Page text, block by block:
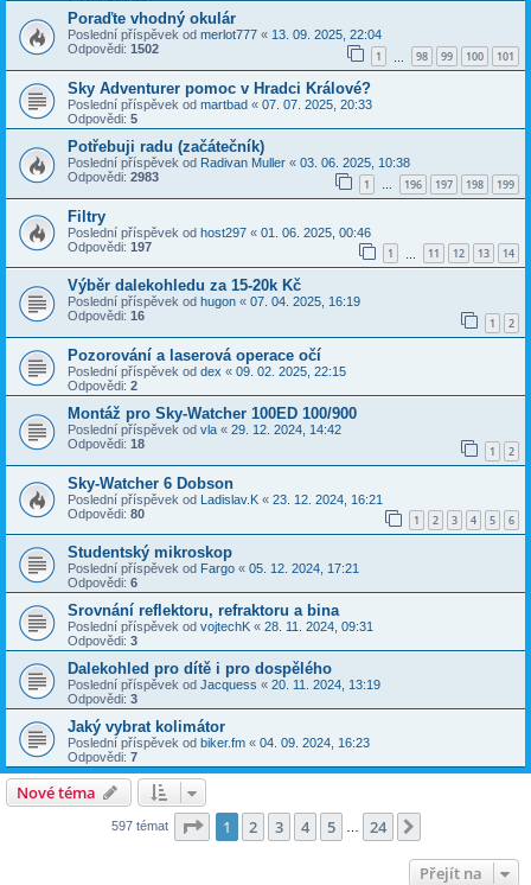
Poraďte vhodný okulár
Poslední příspěvek od merlot777 « 13. 09. 2025, 22:04
Odpovědi: 1502 1 98 99 100 101
Sky Adventurer pomoc v Hradci Králové?
Poslední příspěvek od martbad « 07. 07. 2025, 20:33
Odpovědi: 5
Potřebuji radu (začátečník)
Poslední příspěvek od Radivan Muller « 03. 06. 2025, 10:38
Odpovědi: 2983 1 … 196 197 198 199
Filtry
Poslední příspěvek od host297 « 01. 06. 2025, 00:46
Odpovědi: 197 1 11 12 13 14
Výběr dalekohledu za 15-20k Kč
Poslední příspěvek od hugon « 07. 04. 2025, 16:19
Odpovědi: 16 1 2
Pozorování a laserová operace očí
Poslední příspěvek od dex « 09. 02. 2025, 22:15
Odpovědi: 2
Montáž pro Sky-Watcher 100ED 100/900
Poslední příspěvek od vla « 29. 12. 2024, 14:42
Odpovědi: 18 1 2
Sky-Watcher 6 Dobson
Poslední příspěvek od Ladislav.K « 23. 12. 2024, 16:21
Odpovědi: 80 1 2 3 4 5 6
Studentský mikroskop
Poslední příspěvek od Fargo « 05. 12. 2024, 17:21
Odpovědi: 6
Srovnání reflektoru, refraktoru a bina
Poslední příspěvek od vojtechK « 28. 11. 2024, 09:31
Odpovědi: 3
Dalekohled pro dítě i pro dospělého
Poslední příspěvek od Jacquess « 20. 11. 2024, 13:19
Odpovědi: 3
Jaký vybrat kolimátor
Poslední příspěvek od biker.fm « 04. 09. 2024, 16:23
Odpovědi: 7
Nové téma
597 témat Stránka z 24
1 2 3 4 5 24
Přejít na